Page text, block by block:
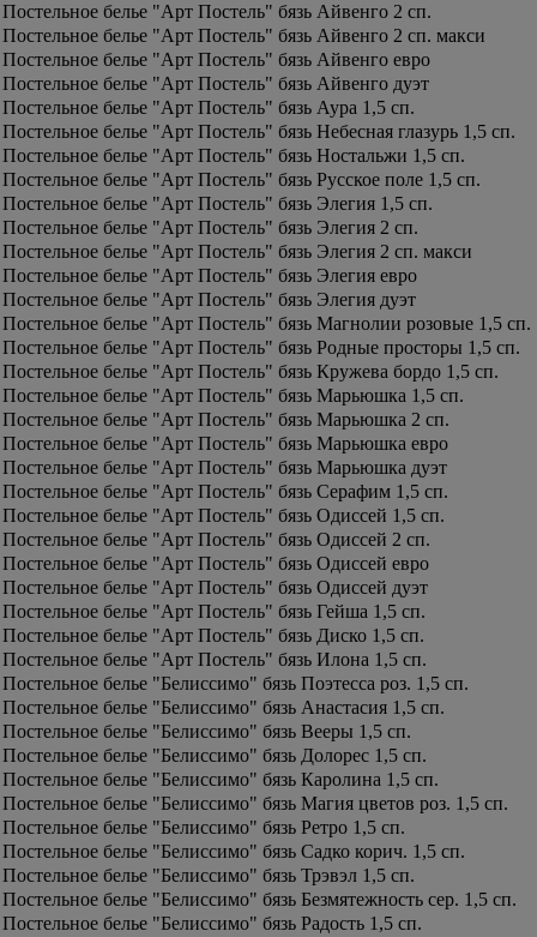
Постельное белье "Арт Постель" бязь Айвенго 2 сп.
Постельное белье "Арт Постель" бязь Айвенго 2 сп. макси
Постельное белье "Арт Постель" бязь Айвенго евро
Постельное белье "Арт Постель" бязь Айвенго дуэт
Постельное белье "Арт Постель" бязь Аура 1,5 сп.
Постельное белье "Арт Постель" бязь Небесная глазурь 1,5 сп.
Постельное белье "Арт Постель" бязь Ностальжи 1,5 сп.
Постельное белье "Арт Постель" бязь Русское поле 1,5 сп.
Постельное белье "Арт Постель" бязь Элегия 1,5 сп.
Постельное белье "Арт Постель" бязь Элегия 2 сп.
Постельное белье "Арт Постель" бязь Элегия 2 сп. макси
Постельное белье "Арт Постель" бязь Элегия евро
Постельное белье "Арт Постель" бязь Элегия дуэт
Постельное белье "Арт Постель" бязь Магнолии розовые 1,5 сп.
Постельное белье "Арт Постель" бязь Родные просторы 1,5 сп.
Постельное белье "Арт Постель" бязь Кружева бордо 1,5 сп.
Постельное белье "Арт Постель" бязь Марьюшка 1,5 сп.
Постельное белье "Арт Постель" бязь Марьюшка 2 сп.
Постельное белье "Арт Постель" бязь Марьюшка евро
Постельное белье "Арт Постель" бязь Марьюшка дуэт
Постельное белье "Арт Постель" бязь Серафим 1,5 сп.
Постельное белье "Арт Постель" бязь Одиссей 1,5 сп.
Постельное белье "Арт Постель" бязь Одиссей 2 сп.
Постельное белье "Арт Постель" бязь Одиссей евро
Постельное белье "Арт Постель" бязь Одиссей дуэт
Постельное белье "Арт Постель" бязь Гейша 1,5 сп.
Постельное белье "Арт Постель" бязь Диско 1,5 сп.
Постельное белье "Арт Постель" бязь Илона 1,5 сп.
Постельное белье "Белиссимо" бязь Поэтесса роз. 1,5 сп.
Постельное белье "Белиссимо" бязь Анастасия 1,5 сп.
Постельное белье "Белиссимо" бязь Вееры 1,5 сп.
Постельное белье "Белиссимо" бязь Долорес 1,5 сп.
Постельное белье "Белиссимо" бязь Каролина 1,5 сп.
Постельное белье "Белиссимо" бязь Магия цветов роз. 1,5 сп.
Постельное белье "Белиссимо" бязь Ретро 1,5 сп.
Постельное белье "Белиссимо" бязь Садко корич. 1,5 сп.
Постельное белье "Белиссимо" бязь Трэвэл 1,5 сп.
Постельное белье "Белиссимо" бязь Безмятежность сер. 1,5 сп.
Постельное белье "Белиссимо" бязь Радость 1,5 сп.